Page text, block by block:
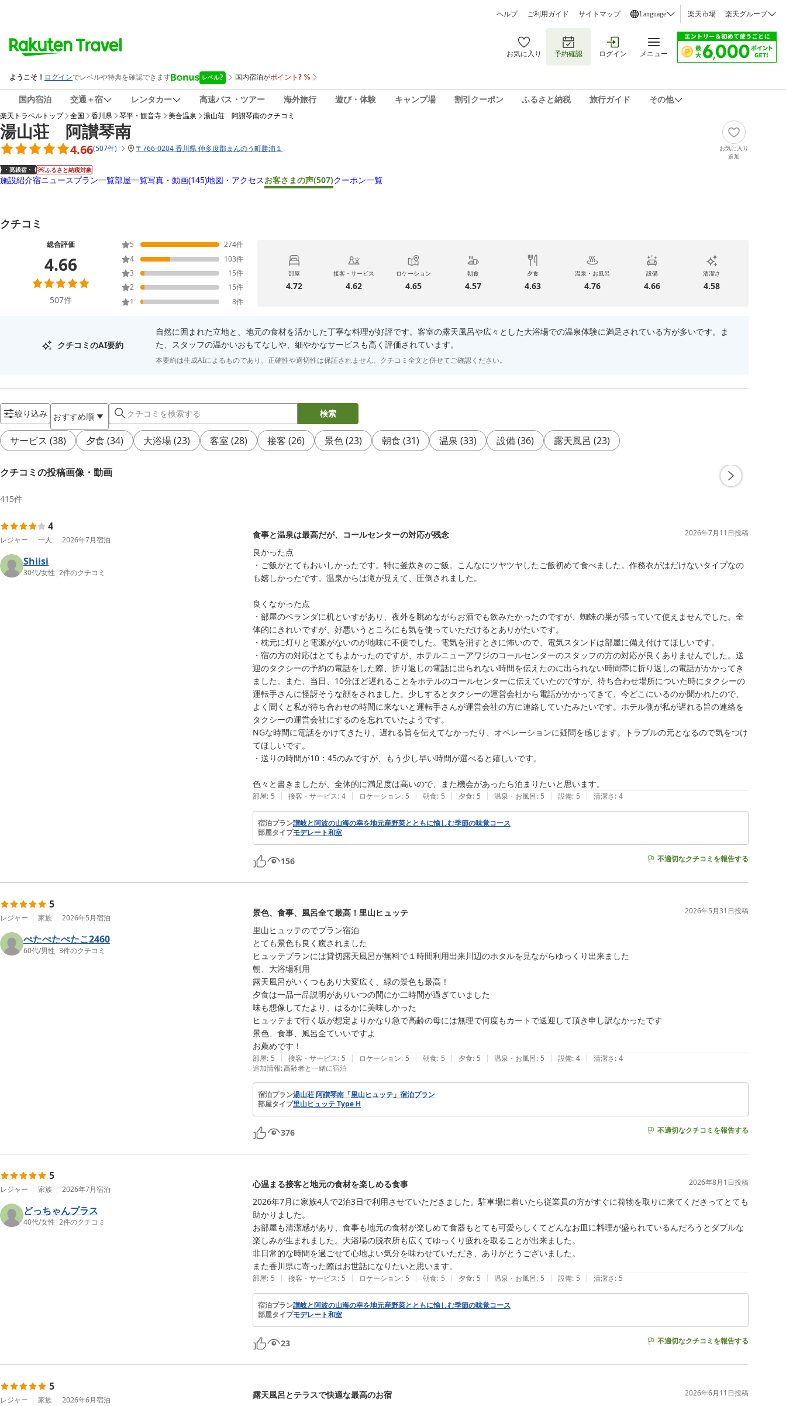
ヘルプ ご利用ガイド サイトマップ Language 楽天市場 楽天グループ
お気に入り 予約確認 ログイン メニュー
国内宿泊 交通＋宿 レンタカー 高速バス・ツアー 海外旅行 遊び・体験 キャンプ場 割引クーポン ふるさと納税 旅行ガイド その他
楽天トラベルトップ 全国 香川県 琴平・観音寺 美合温泉 湯山荘 阿讃琴南のクチコミ
湯山荘 阿讃琴南
4.66(507件) 〒766-0204 香川県 仲多度郡まんのう町勝浦１
ふるさと納税対象
お気に入り
追加
施設紹介宿ニュースプラン一覧部屋一覧写真・動画(145)地図・アクセスお客さまの声(507)クーポン一覧
クチコミ
総合評価
4.66
507件
5 274件
4
103件
3
15件
2
15件
1
8件
部屋
4.72
接客・サービス
4.62
ロケーション
4.65
朝食
4.57
夕食
4.63
温泉・お風呂
4.76
設備
4.66
清潔さ
4.58
クチコミのAI要約
自然に囲まれた立地と、地元の食材を活かした丁寧な料理が好評です。客室の露天風呂や広々とした大浴場での温泉体験に満足されている方が多いです。ま
た、スタッフの温かいおもてなしや、細やかなサービスも高く評価されています。
本要約は生成AIによるものであり、正確性や適切性は保証されません。クチコミ全文と併せてご確認ください。
絞り込み おすすめ順 検索
サービス (38) 夕食 (34) 大浴場(23) 客室 (28) 接客 (26) 景色(23) 朝食 (31) 温泉 (33) 設備(36) 露天風呂 (23)
クチコミの投稿画像・動画
415件
4
レジャー 一人 2026年7月宿泊
Shiisi
30代/女性 |2件のクチコミ
食事と温泉は最高だが、コールセンターの対応が残念 2026年7月11日投稿
良かった点
・ご飯がとてもおいしかったです。特に釜炊きのご飯。こんなにツヤツヤしたご飯初めて食べました。作務衣がはだけないタイプなの
も嬉しかったです。温泉からは滝が見えて、圧倒されました。
良くなかった点
・部屋のベランダに机といすがあり、夜外を眺めながらお酒でも飲みたかったのですが、蜘蛛の巣が張っていて使えませんでした。全
体的にきれいですが、好悪いうところにも気を使っていただけるとありがたいです。
・枕元に灯りと電源がないのが地味に不便でした。電気を消すときに怖いので、電気スタンドは部屋に備え付けてほしいです。
・宿の方の対応はとてもよかったのですが、ホテルニューアワジのコールセンターのスタッフの方の対応が良くありませんでした。送
迎のタクシーの予約の電話をした際、折り返しの電話に出られない時間を伝えたのに出られない時間帯に折り返しの電話がかかってき
ました。また、当日、10分ほど遅れることをホテルのコールセンターに伝えていたのですが、待ち合わせ場所についた時にタクシーの
運転手さんに怪訝そうな顔をされました。少しするとタクシーの運営会社から電話がかかってきて、今どこにいるのか聞かれたので、
よく聞くと私が待ち合わせの時間に来ないと運転手さんが運営会社の方に連絡していたみたいです。ホテル側が私が遅れる旨の連絡を
タクシーの運営会社にするのを忘れていたようです。
NGな時間に電話をかけてきたり、遅れる旨を伝えてなかったり、オペレーションに疑問を感じます。トラブルの元となるので気をつけ
てほしいです。
・送りの時間が10：45のみですが、もう少し早い時間が選べると嬉しいです。
部屋: 5 | 接客・サービス: 4 | ロケーション: 5 | 朝食: 5 | 夕食: 5 | 温泉・お風呂: 5 | 設備: 5 | 清潔さ: 4
宿泊プラン讃岐と阿波の山海の幸を地元産野菜とともに愉しむ季節の味覚コース
部屋タイプモデレート和室
156 不適切なクチコミを報告する
5
レジャー 家族 2026年5月宿泊
ぺたぺたぺたこ2460
60代/男性 |3件のクチコミ
景色、食事、風呂全て最高！里山ヒュッテ 2026年5月31日投稿
里山ヒュッテのでプラン宿泊
とても景色も良く癒されました
ヒュッテプランには貸切露天風呂が無料で１時間利用出来川辺のホタルを見ながらゆっくり出来ました
朝、大浴場利用
露天風呂がいくつもあり大変広く、緑の景色も最高！
夕食は一品一品説明がありいつの間にか二時間が過ぎていました
味も想像してたより、はるかに美味しかった
ヒュッテまで行く坂が想定よりかなり急で高齢の母には無理で何度もカートで送迎して頂き申し訳なかったです
景色、食事、風呂全ていいですよ
部屋: 5 | 接客・サービス: 5 | ロケーション: 5 | 朝食: 5 | 夕食: 5 | 温泉・お風呂: 5 | 設備: 4 | 清潔さ: 4
追加情報:高齢者と一緒に宿泊
宿泊プラン湯山荘 阿讃琴南「里山ヒュッテ」宿泊プラン
部屋タイプ里山ヒュッテ Type H
376 不適切なクチコミを報告する
5
レジャー 家族 2026年7月宿泊
どっちゃんプラス
40代/女性 |2件のクチコミ
心温まる接客と地元の食材を楽しめる食事 2026年8月1日投稿
2026年7月に家族4人で2泊3日で利用させていただきました。駐車場に着いたら従業員の方がすぐに荷物を取りに来てくださってとても
助かりました。
お部屋も清潔感があり、食事も地元の食材が楽しめて食器もとても可愛らしくてどんなお皿に料理が盛られているんだろうとダブルな
楽しみが生まれました。大浴場の脱衣所も広くてゆっくり疲れを取ることが出来ました。
非日常的な時間を過ごせて心地よい気分を味わせていただき、ありがとうございました。
また香川県に寄った際はお世話になりたいと思います。
部屋: 5 | 接客・サービス: 5 | ロケーション: 5 | 朝食: 5 | 夕食: 5 | 温泉・お風呂: 5 | 設備: 5 | 清潔さ: 5
宿泊プラン讃岐と阿波の山海の幸を地元産野菜とともに愉しむ季節の味覚コース
部屋タイプモデレート和室
23 不適切なクチコミを報告する
5
レジャー 家族 2026年6月宿泊 露天風呂とテラスで快適な最高のお宿 2026年6月11日投稿